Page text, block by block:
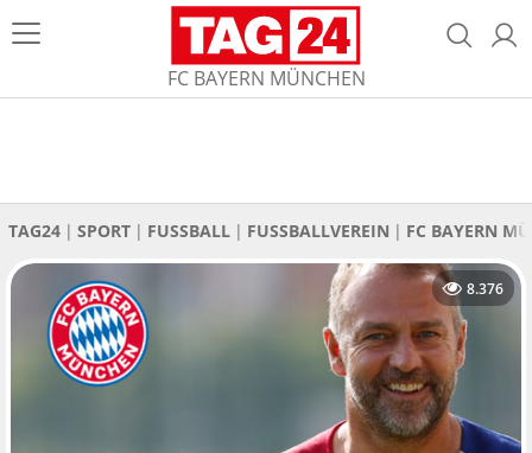
FC BAYERN MÜNCHEN
TAG24 SPORT FUSSBALL FUSSBALLVEREIN FC BAYERN
8.376